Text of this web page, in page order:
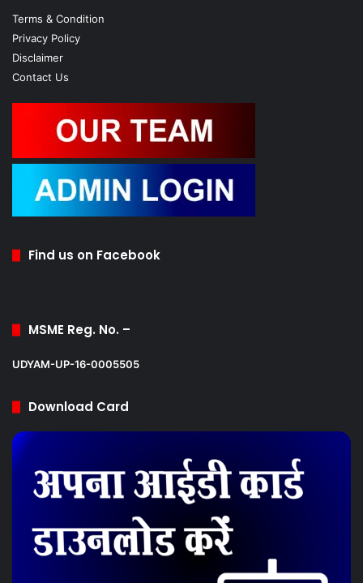
Terms & Condition
Privacy Policy
Disclaimer
Contact Us
Find us on Facebook
MSME Reg. No. –
UDYAM-UP-16-0005505
Download Card